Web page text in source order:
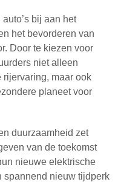
bij aan het
het bevorderen van
Door te kiezen voor
niet alleen
maar ook
planeet voor
duurzaamheid zet
van de toekomst
nieuwe elektrische
spannend nieuw tijdperk